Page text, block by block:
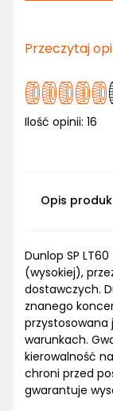
Przeczytaj
Ilość opinii: 16
Opis
Dunlop SP
(wysokiej),
dostawczych.
znanego
przystosowana
warunkach.
kierowalność
chroni przed
gwarantuje